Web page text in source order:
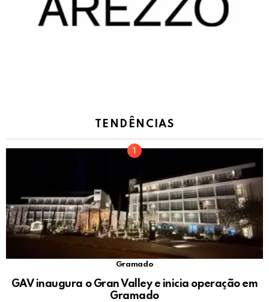
TENDÊNCIAS
Gramado
GAV inaugura o Gran Valley e inicia operação em
Gramado